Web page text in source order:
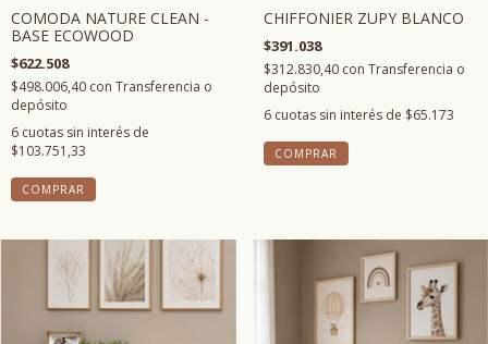
COMODA NATURE CLEAN -
BASE ECOWOOD
$622.508
$498.006,40 con Transferencia o
depósito
6 cuotas sin interés de
$103.751,33
COMPRAR
CHIFFONIER ZUPY BLANCO
$391.038
$312.830,40 con Transferencia o
depósito
6 cuotas sin interés de $65.173
COMPRAR